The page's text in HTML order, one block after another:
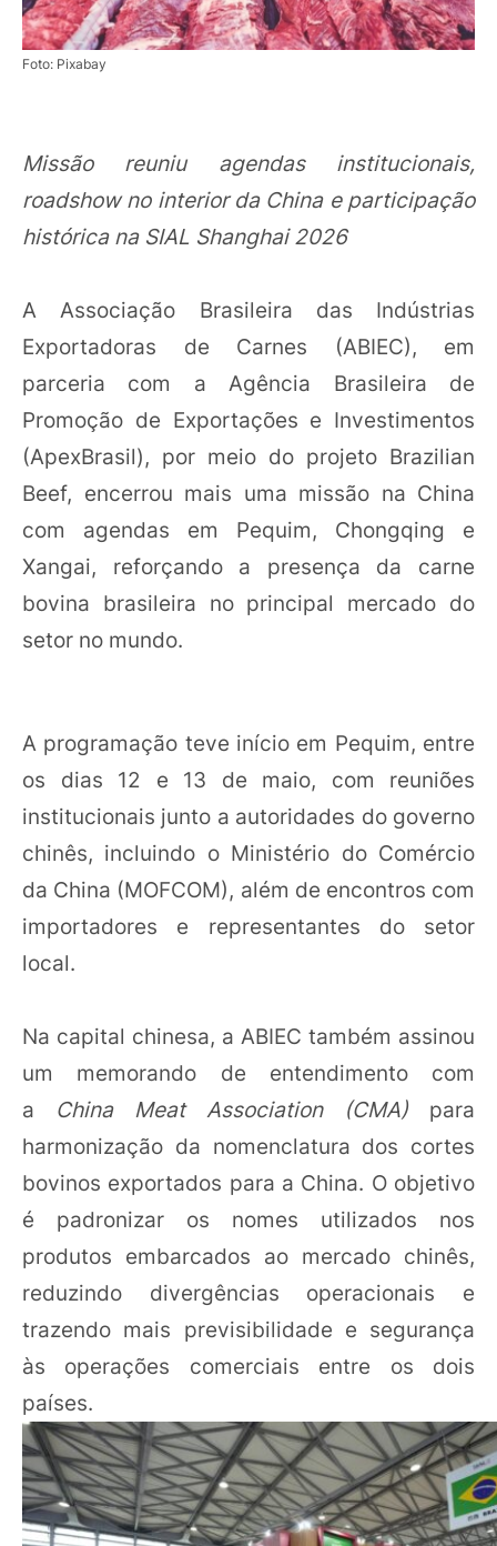
Foto: Pixabay
Missão reuniu agendas institucionais,
roadshow no interior da China e participação
histórica na SIAL Shanghai 2026
A Associação Brasileira das Indústrias
Exportadoras de Carnes (ABIEC), em
parceria com a Agência Brasileira de
Promoção de Exportações e Investimentos
(ApexBrasil), por meio do projeto Brazilian
Beef, encerrou mais uma missão na China
com agendas em Pequim, Chongqing e
Xangai, reforçando a presença da carne
bovina brasileira no principal mercado do
setor no mundo.
A programação teve início em Pequim, entre
os dias 12 e 13 de maio, com reuniões
institucionais junto a autoridades do governo
chinês, incluindo o Ministério do Comércio
da China (MOFCOM), além de encontros com
importadores e representantes do setor
local.
Na capital chinesa, a ABIEC também assinou
um memorando de entendimento com
a China Meat Association (CMA)para
harmonização da nomenclatura dos cortes
bovinos exportados para a China. O objetivo
é padronizar os nomes utilizados nos
produtos embarcados ao mercado chinês,
reduzindo divergências operacionais e
trazendo mais previsibilidade e segurança
às operações comerciais entre os dois
países.